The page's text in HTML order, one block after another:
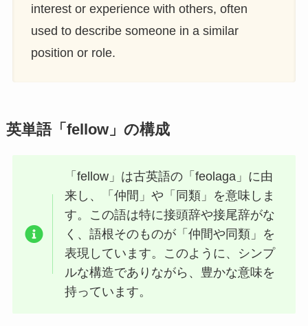
interest or experience with others, often
used to describe someone in a similar
position or role.
英単語「fellow」の構成
「fellow」は古英語の「feolaga」に由
来し、「仲間」や「同類」を意味しま
す。この語は特に接頭辞や接尾辞がな
く、語根そのものが「仲間や同類」を
表現しています。このように、シンプ
ルな構造でありながら、豊かな意味を
持っています。